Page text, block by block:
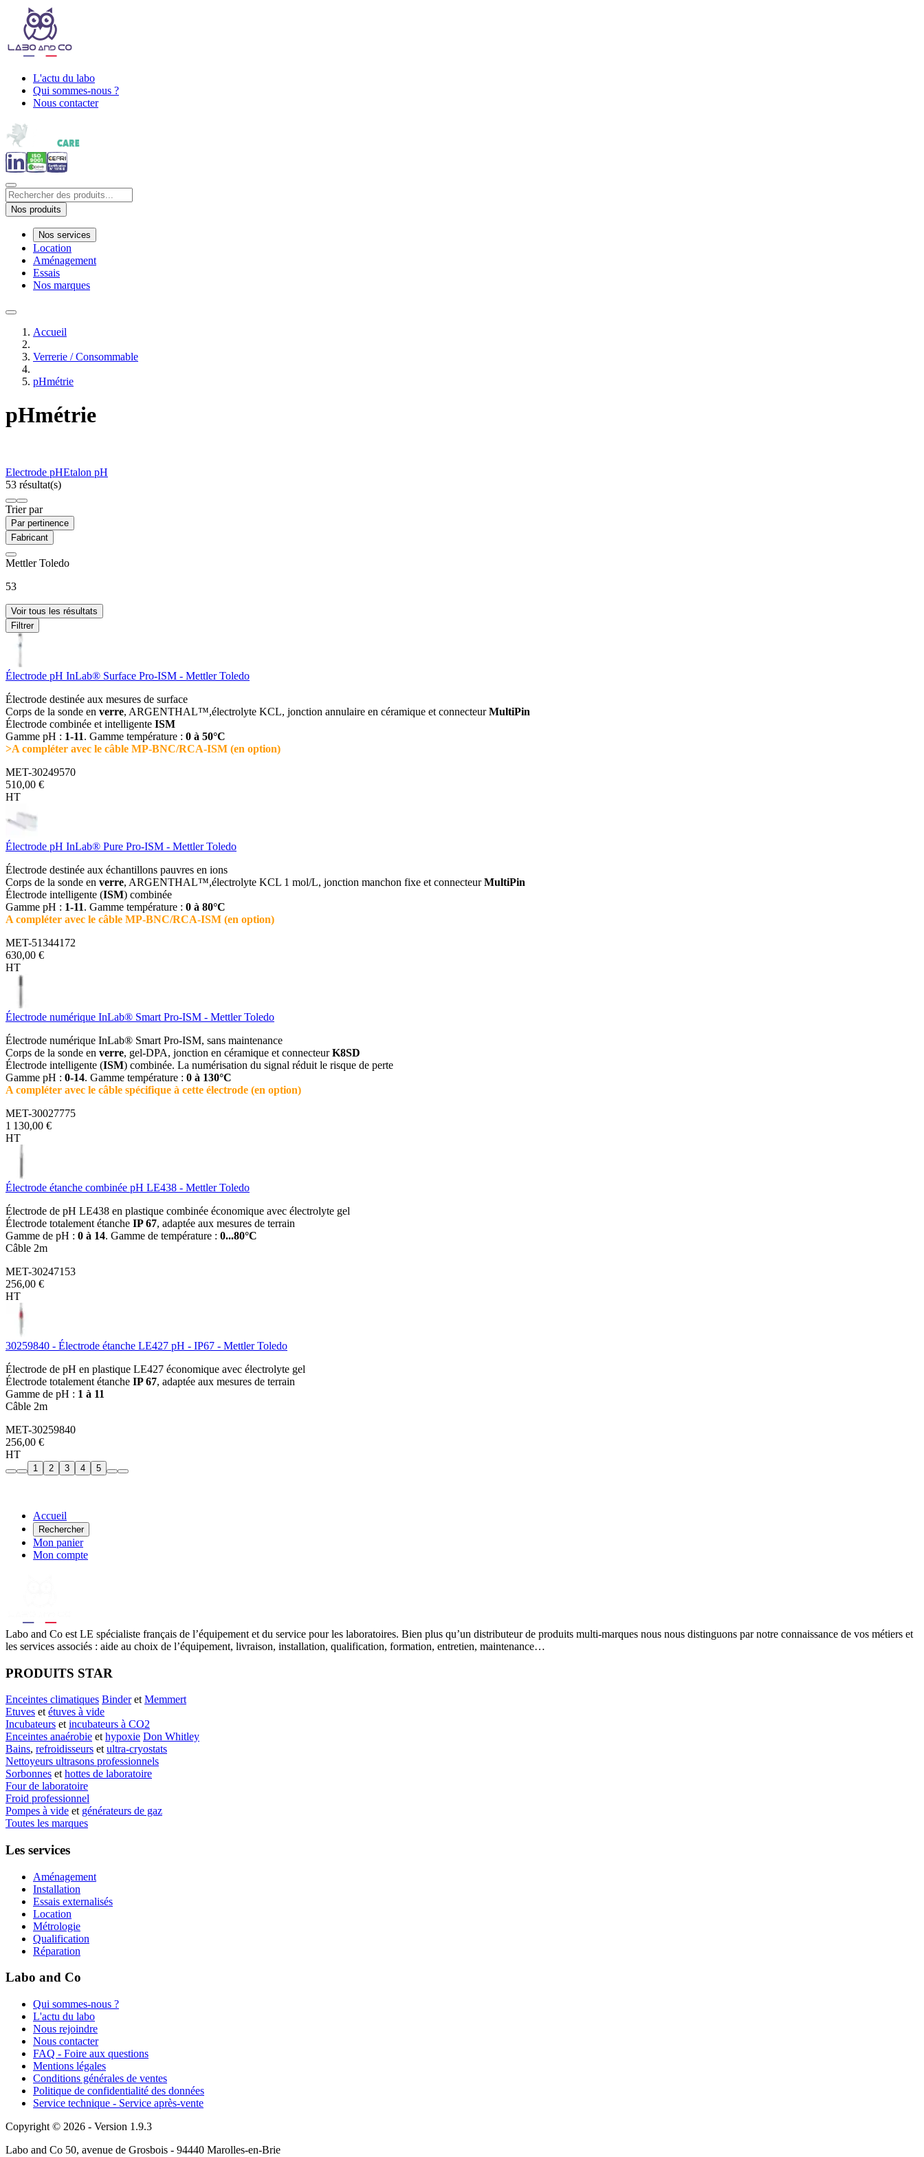
L'actu du labo
Qui sommes-nous ?
Nous contacter
Nos produits
Nos services
Location
Aménagement
Essais
Nos marques
Accueil
Verrerie / Consommable
pHmétrie
pHmétrie
Electrode pHEtalon pH
53 résultat(s)
Trier par
Par pertinence
Fabricant
Mettler Toledo
53
Voir tous les résultats
Filtrer
Électrode pH InLab® Surface Pro-ISM - Mettler Toledo
Électrode destinée aux mesures de surface
Corps de la sonde en verre, ARGENTHAL™,électrolyte KCL, jonction annulaire en céramique et connecteurMultiPin
Électrode combinée et intelligente ISM
Gamme pH : 1-11. Gamme température : 0 à 50°C
>A compléter avec le câble MP-BNC/RCA-ISM (en option)
MET-30249570
510,00 €
HT
Électrode pH InLab® Pure Pro-ISM - Mettler Toledo
Électrode destinée aux échantillons pauvres en ions
Corps de la sonde en verre, ARGENTHAL™,électrolyte KCL 1 mol/L, jonction manchon fixe et connecteurMultiPin
Électrode intelligente (ISM) combinée
Gamme pH : 1-11. Gamme température : 0 à 80°C
A compléter avec le câble MP-BNC/RCA-ISM (en option)
MET-51344172
630,00 €
HT
Électrode numérique InLab® Smart Pro-ISM - Mettler Toledo
Électrode numérique InLab® Smart Pro-ISM, sans maintenance
Corps de la sonde en verre, gel-DPA, jonction en céramique et connecteurK8SD
Électrode intelligente (ISM) combinée. La numérisation du signal réduit le risque de perte
Gamme pH : 0-14. Gamme température : 0 à 130°C
A compléter avec le câble spécifique à cette électrode (en option)
MET-30027775
1 130,00 €
HT
Électrode étanche combinée pH LE438 - Mettler Toledo
Électrode de pH LE438 en plastique combinée économique avec électrolyte gel
Électrode totalement étanche IP 67, adaptée aux mesures de terrain
Gamme de pH : 0 à 14. Gamme de température : 0...80°C
Câble 2m
MET-30247153
256,00 €
HT
30259840 - Électrode étanche LE427 pH - IP67 - Mettler Toledo
Électrode de pH en plastique LE427 économique avec électrolyte gel
Électrode totalement étanche IP 67, adaptée aux mesures de terrain
Gamme de pH : 1 à 11
Câble 2m
MET-30259840
256,00 €
HT
1 2 3 4 5
Accueil
Rechercher
Mon panier
Mon compte
Labo and Co est LE spécialiste français de l’équipement et du service pour les laboratoires. Bien plus qu’un distributeur de produits multi-marques nous nous distinguons par notre connaissance de vos métiers et
les services associés : aide au choix de l’équipement, livraison, installation, qualification, formation, entretien, maintenance…
PRODUITS STAR
Enceintes climatiques Binderet Memmert
Etuves et étuves à vide
Incubateurs et incubateurs à CO2
Enceintes anaérobie et hypoxie Don Whitley
Bains, refroidisseurs et ultra-cryostats
Nettoyeurs ultrasons professionnels
Sorbonnes et hottes de laboratoire
Four de laboratoire
Froid professionnel
Pompes à vide et générateurs de gaz
Toutes les marques
Les services
Aménagement
Installation
Essais externalisés
Location
Métrologie
Qualification
Réparation
Labo and Co
Qui sommes-nous ?
L'actu du labo
Nous rejoindre
Nous contacter
FAQ - Foire aux questions
Mentions légales
Conditions générales de ventes
Politique de confidentialité des données
Service technique - Service après-vente
Copyright © 2026 - Version 1.9.3
Labo and Co 50, avenue de Grosbois - 94440 Marolles-en-Brie